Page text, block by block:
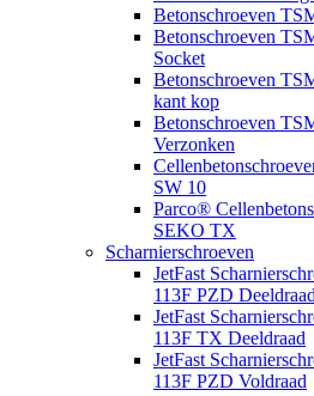
Betonschroeven
Betonschroeven
Socket
Betonschroeven
kant kop
Betonschroeven
Verzonken
SW 10
Parco®
SEKO TX
Scharnierschroeven
JetFast
113F PZD Deeldraad
JetFast
113F TX Deeldraad
JetFast
113F PZD Voldraad